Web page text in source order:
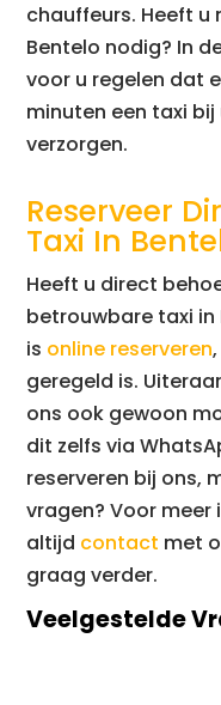
chauffeurs. Heeft u
Bentelo nodig? In
voor u regelen dat
minuten een taxi
verzorgen.
Reserveer
Taxi In
Heeft u direct
betrouwbare taxi in
is online reserveren
geregeld is.
ons ook gewoon
dit zelfs via
reserveren bij ons,
vragen? Voor
altijd contact met
graag verder.
Veelgestelde